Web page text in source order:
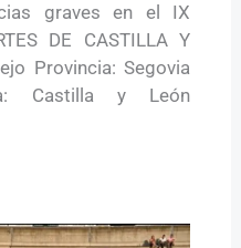
graves en el IX
DE CASTILLA Y
Provincia: Segovia
Castilla y León